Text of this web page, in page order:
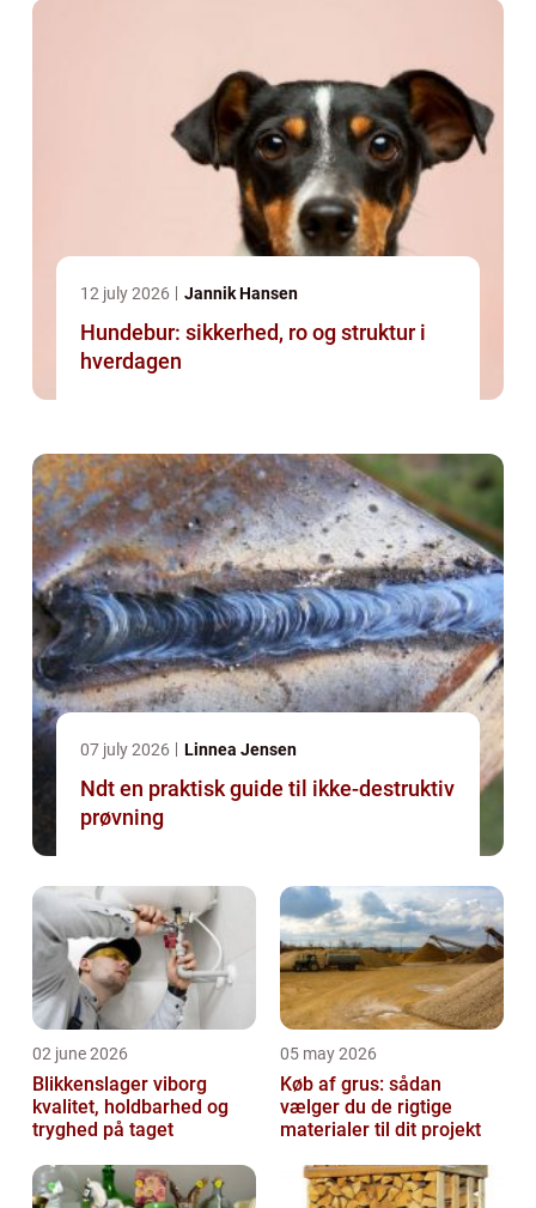
12 july 2026 Jannik Hansen
Hundebur: sikkerhed, ro og struktur i
hverdagen
07 july 2026 Linnea Jensen
Ndt en praktisk guide til ikke-destruktiv
prøvning
02 june 2026
Blikkenslager viborg
kvalitet, holdbarhed og
tryghed på taget
05 may 2026
Køb af grus: sådan
vælger du de rigtige
materialer til dit projekt